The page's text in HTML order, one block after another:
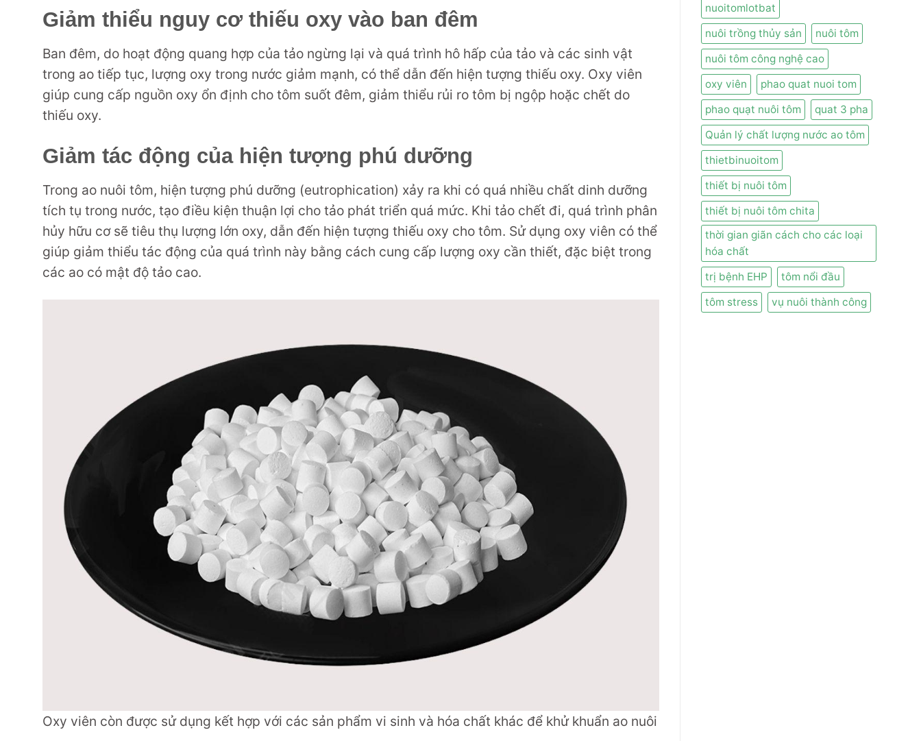
Giảm thiểu nguy cơ thiếu oxy vào ban đêm
Ban đêm, do hoạt động quang hợp của tảo ngừng lại và quá trình hô hấp của tảo và các sinh vật
trong ao tiếp tục, lượng oxy trong nước giảm mạnh, có thể dẫn đến hiện tượng thiếu oxy. Oxy viên
giúp cung cấp nguồn oxy ổn định cho tôm suốt đêm, giảm thiểu rủi ro tôm bị ngộp hoặc chết do
thiếu oxy.
Giảm tác động của hiện tượng phú dưỡng
Trong ao nuôi tôm, hiện tượng phú dưỡng (eutrophication) xảy ra khi có quá nhiều chất dinh dưỡng
tích tụ trong nước, tạo điều kiện thuận lợi cho tảo phát triển quá mức. Khi tảo chết đi, quá trình phân
hủy hữu cơ sẽ tiêu thụ lượng lớn oxy, dẫn đến hiện tượng thiếu oxy cho tôm. Sử dụng oxy viên có thể
giúp giảm thiểu tác động của quá trình này bằng cách cung cấp lượng oxy cần thiết, đặc biệt trong
các ao có mật độ tảo cao.
Oxy viên còn được sử dụng kết hợp với các sản phẩm vi sinh và hóa chất khác để khử khuẩn ao nuôi
nuoitomlotbat
nuôi trồng thủy sản
nuôi tôm
nuôi tôm công nghệ cao
oxy viên
phao quat nuoi tom
phao quạt nuôi tôm
quat 3 pha
Quản lý chất lượng nước ao tôm
thietbinuoitom
thiết bị nuôi tôm
thiết bị nuôi tôm chita
thời gian giãn cách cho các loại
hóa chất
trị bệnh EHP
tôm nổi đầu
tôm stress
vụ nuôi thành công